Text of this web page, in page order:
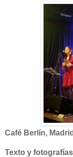
Café Berlín,
Texto y